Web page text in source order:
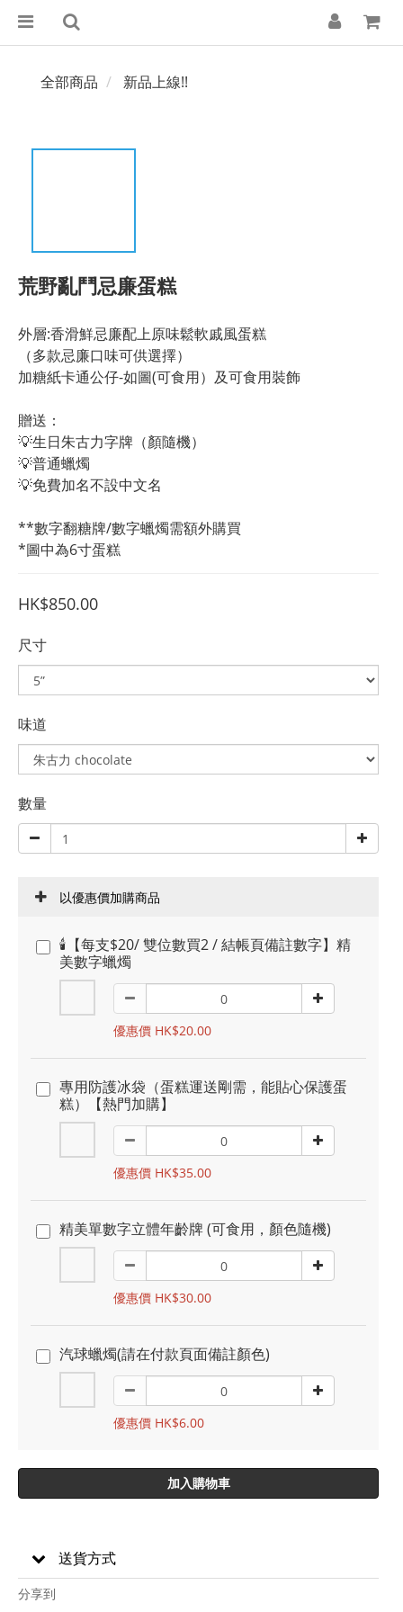
全部商品 新品上線!!
荒野亂鬥忌廉蛋糕
外層:香滑鮮忌廉配上原味鬆軟戚風蛋糕
（多款忌廉口味可供選擇）
加糖紙卡通公仔-如圖(可食用）及可食用裝飾
贈送：
💡生日朱古力字牌（顏隨機）
💡普通蠟燭
💡免費加名不設中文名
**數字翻糖牌/數字蠟燭需額外購買
*圖中為6寸蛋糕
HK$850.00
尺寸
味道
數量
以優惠價加購商品
🕯️【每支$20/ 雙位數買2 / 結帳頁備註數字】精
美數字蠟燭
優惠價 HK$20.00
專用防護冰袋（蛋糕運送剛需，能貼心保護蛋
糕）【熱門加購】
優惠價 HK$35.00
精美單數字立體年齡牌 (可食用，顏色隨機)
優惠價 HK$30.00
汽球蠟燭(請在付款頁面備註顏色)
優惠價 HK$6.00
加入購物車
送貨方式
分享到